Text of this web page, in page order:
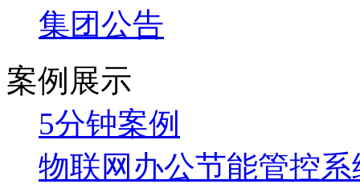
集团公告
案例展示
5分钟案例
物联网办公节能管控